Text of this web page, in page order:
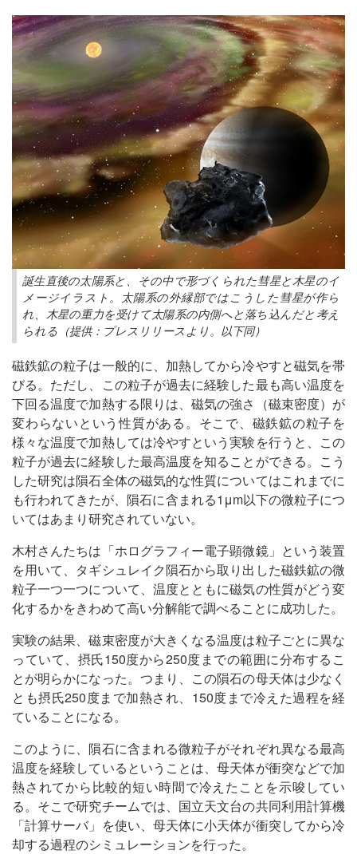
誕生直後の太陽系と、その中で形づくられた彗星と木星のイ
メージイラスト。太陽系の外縁部ではこうした彗星が作ら
れ、木星の重力を受けて太陽系の内側へと落ち込んだと考え
られる（提供：プレスリリースより。以下同）
磁鉄鉱の粒子は一般的に、加熱してから冷やすと磁気を帯
びる。ただし、この粒子が過去に経験した最も高い温度を
下回る温度で加熱する限りは、磁気の強さ（磁束密度）が
変わらないという性質がある。そこで、磁鉄鉱の粒子を
様々な温度で加熱しては冷やすという実験を行うと、この
粒子が過去に経験した最高温度を知ることができる。こう
した研究は隕石全体の磁気的な性質についてはこれまでに
も行われてきたが、隕石に含まれる1μm以下の微粒子につ
いてはあまり研究されていない。
木村さんたちは「ホログラフィー電子顕微鏡」という装置
を用いて、タギシュレイク隕石から取り出した磁鉄鉱の微
粒子一つ一つについて、温度とともに磁気の性質がどう変
化するかをきわめて高い分解能で調べることに成功した。
実験の結果、磁束密度が大きくなる温度は粒子ごとに異な
っていて、摂氏150度から250度までの範囲に分布するこ
とが明らかになった。つまり、この隕石の母天体は少なく
とも摂氏250度まで加熱され、150度まで冷えた過程を経
ていることになる。
このように、隕石に含まれる微粒子がそれぞれ異なる最高
温度を経験しているということは、母天体が衝突などで加
熱されてから比較的短い時間で冷えたことを示唆してい
る。そこで研究チームでは、国立天文台の共同利用計算機
「計算サーバ」を使い、母天体に小天体が衝突してから冷
却する過程のシミュレーションを行った。